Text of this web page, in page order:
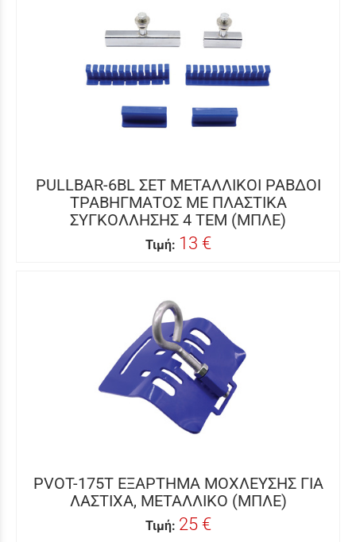
PULLBAR-6BL ΣΕΤ ΜΕΤΑΛΛΙΚΟΙ ΡΑΒΔΟΙ
ΤΡΑΒΗΓΜΑΤΟΣ ΜΕ ΠΛΑΣΤΙΚΑ
ΣΥΓΚΟΛΛΗΣΗΣ 4 ΤΕΜ (ΜΠΛΕ)
Τιμή: 13 €
PVOT-175T ΕΞΑΡΤΗΜΑ ΜΟΧΛΕΥΣΗΣ ΓΙΑ
ΛΑΣΤΙΧΑ, ΜΕΤΑΛΛΙΚΟ (ΜΠΛΕ)
Τιμή: 25 €